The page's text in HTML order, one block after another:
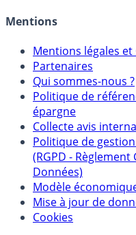
Mentions
Mentions légales
Partenaires
Qui sommes-nous ?
Politique de
épargne
Collecte avis
Politique de
(RGPD -
Données)
Modèle
Mise à jour de
Cookies